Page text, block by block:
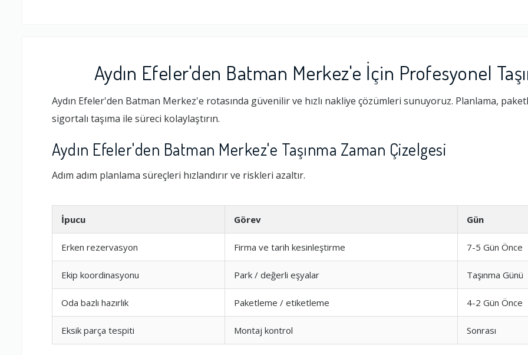
Aydın Efeler'den Batman Merkez'e İçin Profesyonel
Aydın Efeler'den Batman Merkez'e rotasında güvenilir ve hızlı nakliye çözümleri sunuyoruz. Planlama,
sigortalı taşıma ile süreci kolaylaştırın.
Aydın Efeler'den Batman Merkez'e Taşınma Zaman Çizelgesi
Adım adım planlama süreçleri hızlandırır ve riskleri azaltır.
İpucu Görev Gün
Erken rezervasyon Firma ve tarih kesinleştirme 7-5 Gün Önce
Ekip koordinasyonu Park / değerli eşyalar Taşınma Günü
Oda bazlı hazırlık Paketleme / etiketleme 4-2 Gün Önce
Eksik parça tespiti Montaj kontrol Sonrası